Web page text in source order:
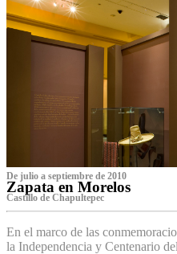
De julio a septiembre de 2010
Zapata en Morelos
Castillo de Chapultepec
En el marco de las
la Independencia y Centenario